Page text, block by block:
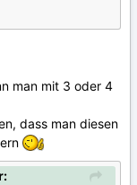
man mit 3 oder 4
dass man diesen